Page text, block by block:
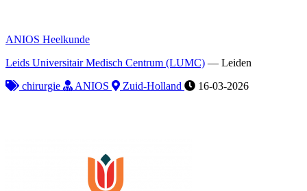
ANIOS Heelkunde
Leids Universitair Medisch Centrum (LUMC) — Leiden
chirurgie
ANIOS Zuid-Holland 16-03-2026